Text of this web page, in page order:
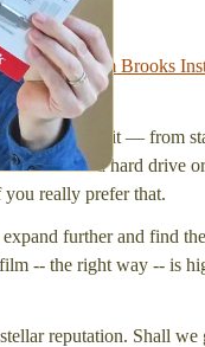
team.
from Brooks
I'll convert it — from
onto a hard drive
really prefer that.
further and find
-- the right way -- is
reputation. Shall we